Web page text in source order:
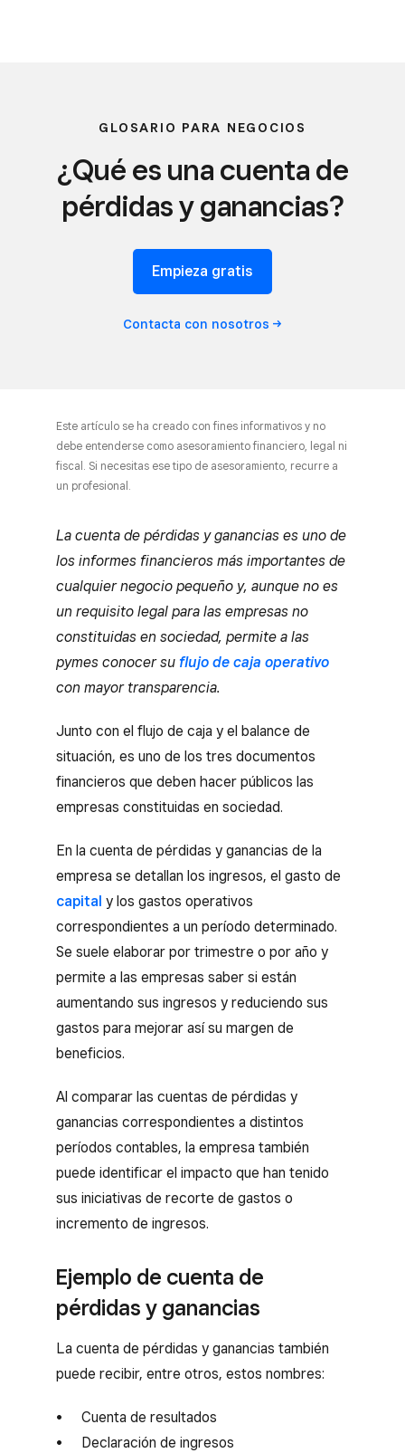
GLOSARIO PARA NEGOCIOS
¿Qué es una cuenta de
pérdidas y ganancias?
Empieza gratis
Contacta con nosotros
Este artículo se ha creado con fines informativos y no
debe entenderse como asesoramiento financiero, legal ni
fiscal. Si necesitas ese tipo de asesoramiento, recurre a
un profesional.
La cuenta de pérdidas y ganancias es uno de
los informes financieros más importantes de
cualquier negocio pequeño y, aunque no es
un requisito legal para las empresas no
constituidas en sociedad, permite a las
pymes conocer su flujo de caja operativo
con mayor transparencia.
Junto con el flujo de caja y el balance de
situación, es uno de los tres documentos
financieros que deben hacer públicos las
empresas constituidas en sociedad.
En la cuenta de pérdidas y ganancias de la
empresa se detallan los ingresos, el gasto de
capital y los gastos operativos
correspondientes a un período determinado.
Se suele elaborar por trimestre o por año y
permite a las empresas saber si están
aumentando sus ingresos y reduciendo sus
gastos para mejorar así su margen de
beneficios.
Al comparar las cuentas de pérdidas y
ganancias correspondientes a distintos
períodos contables, la empresa también
puede identificar el impacto que han tenido
sus iniciativas de recorte de gastos o
incremento de ingresos.
Ejemplo de cuenta de
pérdidas y ganancias
La cuenta de pérdidas y ganancias también
puede recibir, entre otros, estos nombres:
Cuenta de resultados
Declaración de ingresos